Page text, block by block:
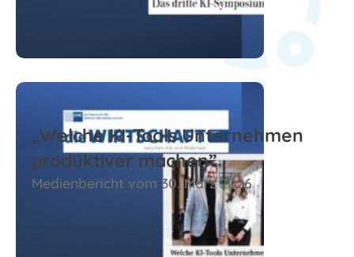
Zum Beitrag
„Welche KI-Tools Unternehmen
produktiver machen”
Medienbericht vom 30. März 2026